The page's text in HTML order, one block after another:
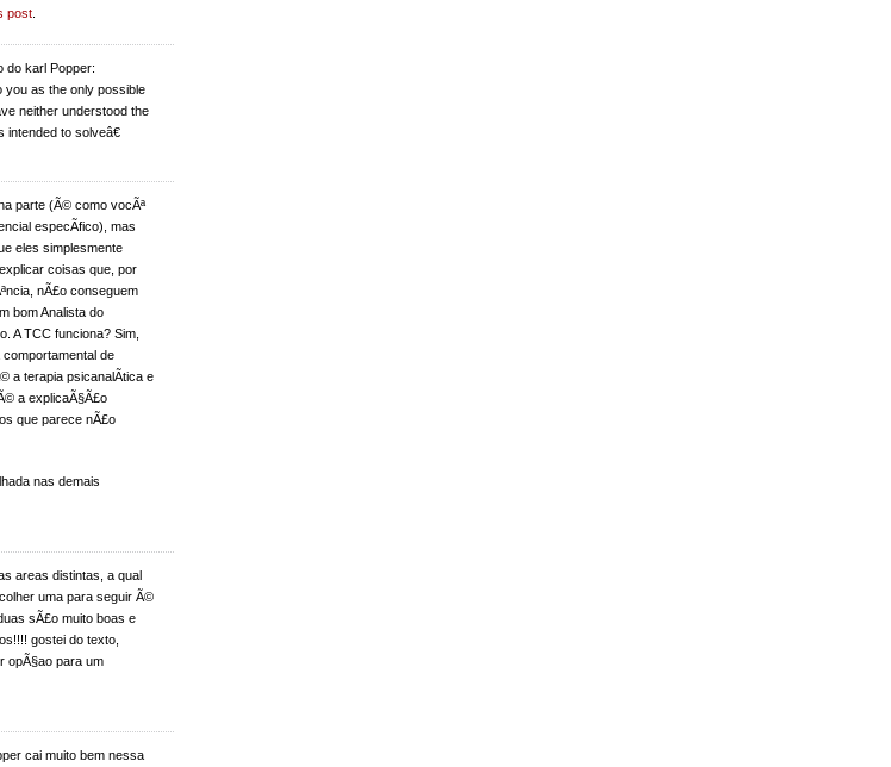
post.
do karl Popper:
as the only possible
neither understood the
to solveâ€
parte (Ã© como vocÃª
especÃ­fico), mas
eles simplesmente
coisas que, por
nÃ£o conseguem
bom Analista do
A TCC funciona? Sim,
de
a terapia psicanalÃ­tica e
a explicaÃ§Ã£o
que parece nÃ£o
nas demais
areas distintas, a qual
uma para seguir Ã©
sÃ£o muito boas e
gostei do texto,
opÃ§ao para um
cai muito bem nessa